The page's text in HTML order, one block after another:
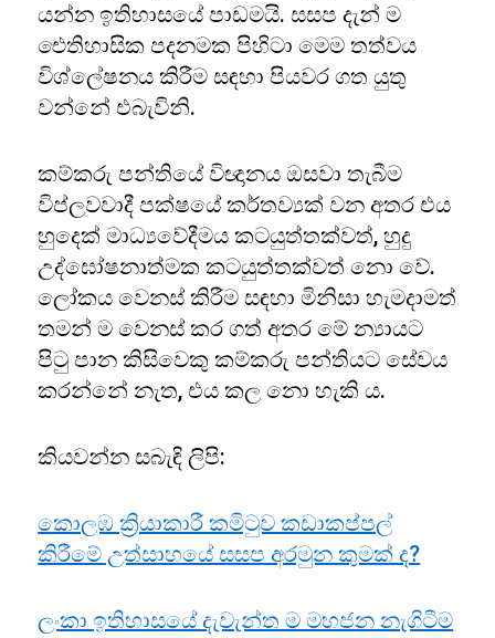
යන්න ඉතිහාසයේ පාඩමයි. සසප දැන් ම ‌
ඓතිහාසික පදනමක පිහිටා මෙම තත්වය
විශ්ලේෂනය කිරීම සඳහා පියවර ගත යුතු
වන්නේ එබැවිනි.
කම්කරු පන්තියේ විඥානය ඔසවා තැබීම
විප්ලවවාදී පක්ෂයේ කර්තව්‍යක් වන අතර එය
හුදෙක් මාධ්‍යවේදීමය කටයුත්තක්වත්, හුදු
උද්ඝෝෂනාත්මක කටයුත්තක්වත් නො වේ.
ලෝකය වෙනස් කිරීම සඳහා මිනිසා හැමදාමත්
තමන් ම වෙනස් කර ගත් අතර මේ න්‍යායට
පිටු පාන කිසිවෙකු කම්කරු පන්තියට සේවය
කරන්නේ නැත, එය කල නො හැකි ය.
කියවන්න සබැඳි ලිපි:
කොලඹ ක්‍රියාකාරී කමිටුව කඩාකප්පල්
කිරීමේ උත්සාහයේ සසප අරමුන කුමක් ද?
ලංකා ඉතිහාසයේ දැවැන්ත ම මහජන නැගිටීම